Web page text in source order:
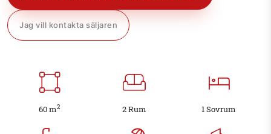
Jag vill kontakta säljaren
60 m2 2 Rum 1 Sovrum